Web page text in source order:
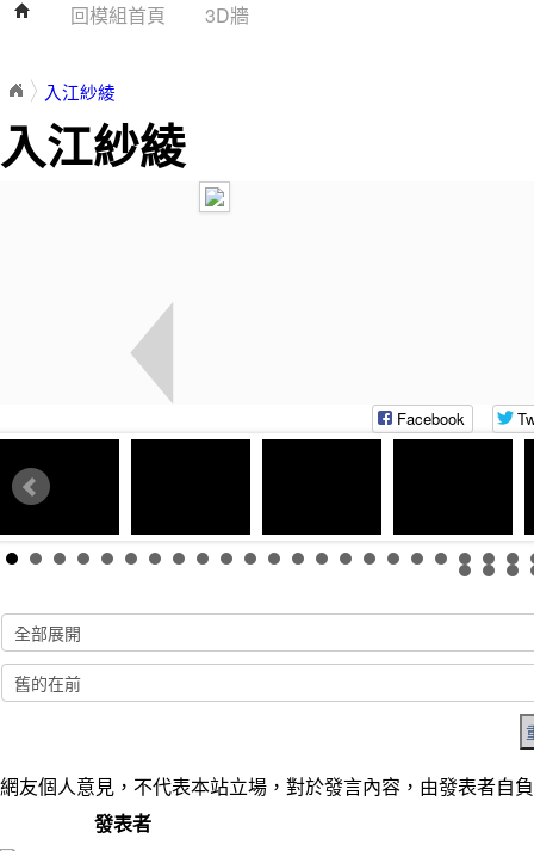
回模組首頁 3D牆
入江紗綾
入江紗綾
Facebook
網友個人意見，不代表本站立場，對於發言內容，由發表者自
發表者